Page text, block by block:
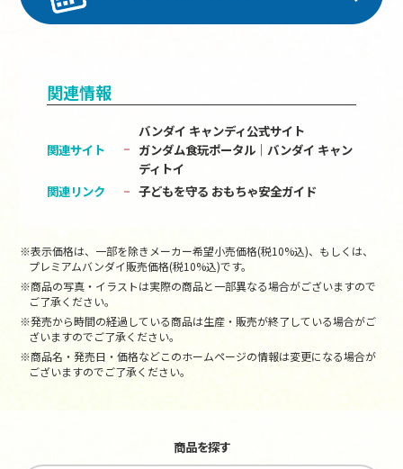
関連情報
関連サイト
バンダイ キャンディ公式サイト
ガンダム食玩ポータル│バンダイ キャン
ディトイ
関連リンク
子どもを守る おもちゃ安全ガイド
※表示価格は、一部を除きメーカー希望小売価格(税10%込)、もしくは、
プレミアムバンダイ販売価格(税10%込)です。
※商品の写真・イラストは実際の商品と一部異なる場合がございますので
ご了承ください。
※発売から時間の経過している商品は生産・販売が終了している場合がご
ざいますのでご了承ください。
※商品名・発売日・価格などこのホームページの情報は変更になる場合が
ございますのでご了承ください。
商品を探す